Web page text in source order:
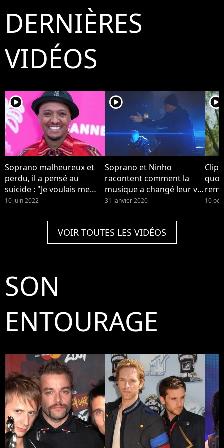
DERNIÈRES
VIDÉOS
player2
Soprano malheureux et
perdu, il a pensé au
suicide : "Je voulais me
casser de ce monde
10 juin 2022
player2
Soprano et Ninho
racontent comment la
musique a changé leur vie
dans le clip "Musica"
31 janvier 2020
player2
Clip
son
10
VOIR TOUTES LES VIDÉOS
SON
ENTOURAGE